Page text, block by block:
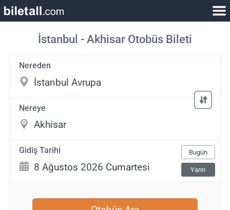
İstanbul - Akhisar Otobüs Bileti
Nereden
Nereye
Gidiş Tarihi Bugün
Yarın